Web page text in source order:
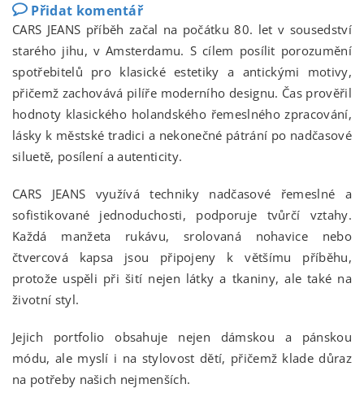
Přidat komentář
CARS JEANS příběh začal na počátku 80. let v sousedství
starého jihu, v Amsterdamu. S cílem posílit porozumění
spotřebitelů pro klasické estetiky a antickými motivy,
přičemž zachovává pilíře moderního designu. Čas prověřil
hodnoty klasického holandského řemeslného zpracování,
lásky k městské tradici a nekonečné pátrání po nadčasové
siluetě, posílení a autenticity.
CARS JEANS využívá techniky nadčasové řemeslné a
sofistikované jednoduchosti, podporuje tvůrčí vztahy.
Každá manžeta rukávu, srolovaná nohavice nebo
čtvercová kapsa jsou připojeny k většímu příběhu,
protože uspěli při šití nejen látky a tkaniny, ale také na
životní styl.
Jejich portfolio obsahuje nejen dámskou a pánskou
módu, ale myslí i na stylovost dětí, přičemž klade důraz
na potřeby našich nejmenších.